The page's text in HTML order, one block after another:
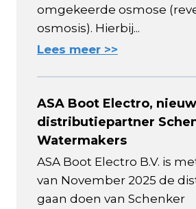
omgekeerde osmose
osmosis). Hierbij...
Lees meer >>
ASA Boot Electro,
distributiepartner
Watermakers
ASA Boot Electro B.V. is
van November 2025 de
gaan doen van Schenker